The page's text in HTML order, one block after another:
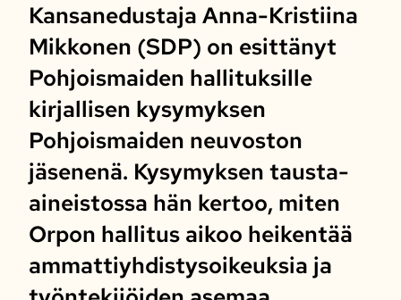
Kansanedustaja Anna-Kristiina
Mikkonen (SDP) on esittänyt
Pohjoismaiden hallituksille
kirjallisen kysymyksen
Pohjoismaiden neuvoston
jäsenenä. Kysymyksen tausta-
aineistossa hän kertoo, miten
Orpon hallitus aikoo heikentää
ammattiyhdistysoikeuksia ja